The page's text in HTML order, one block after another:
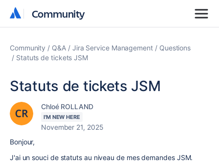
Community
Community
Community Q&A Jira Service Management
Questions
Statuts de tickets JSM
Statuts de tickets JSM
Chloé ROLLAND
I'M NEW HERE
November 21, 2025
Bonjour,
J'ai un souci de statuts au niveau de mes demandes JSM.